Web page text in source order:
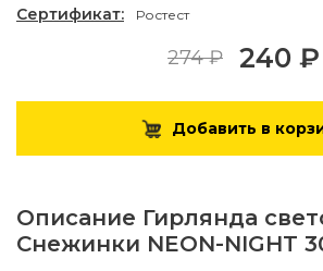
Сертификат: Ростест
274 ₽ 240 ₽
Добавить в
Описание Гирлянда
Снежинки NEON-NIGHT